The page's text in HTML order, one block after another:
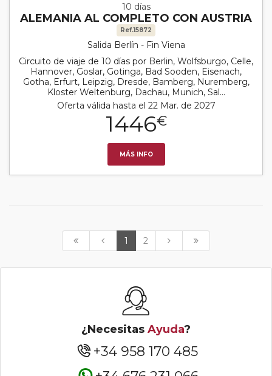
10 días
ALEMANIA AL COMPLETO CON AUSTRIA
Ref.15872
Salida Berlín - Fin Viena
Circuito de viaje de 10 días por Berlin, Wolfsburgo, Celle,
Hannover, Goslar, Gotinga, Bad Sooden, Eisenach,
Gotha, Erfurt, Leipzig, Dresde, Bamberg, Nuremberg,
Kloster Weltenburg, Dachau, Munich, Sal...
Oferta válida hasta el 22 Mar. de 2027
1446€
MÁS INFO
1 2
¿Necesitas Ayuda?
+34 958 170 485